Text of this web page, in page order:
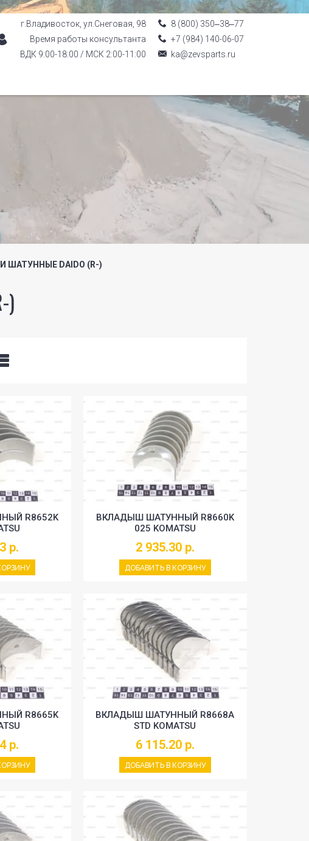
г.Владивосток, ул.Снеговая, 98
Время работы консультанта
ВДК 9:00-18:00 / МСК 2:00-11:00
8 (800) 350‒38‒77
+7 (984) 140-06-07
ka@zevsparts.ru
ШАТУННЫЕ DAIDO (R-)
)
R8652K
р.
ВКЛАДЫШ ШАТУННЫЙ R8660K
025 KOMATSU
2 935.30 р.
ДОБАВИТЬ В КОРЗИНУ
R8665K
р.
ВКЛАДЫШ ШАТУННЫЙ R8668A
STD KOMATSU
6 115.20 р.
ДОБАВИТЬ В КОРЗИНУ